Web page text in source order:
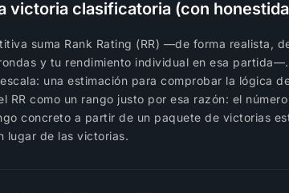
victoria clasificatoria (con
suma Rank Rating (RR) —de forma realista,
y tu rendimiento individual en esa
una estimación para comprobar la lógica
RR como un rango justo por esa razón: el
concreto a partir de un paquete de victorias
lugar de las victorias.